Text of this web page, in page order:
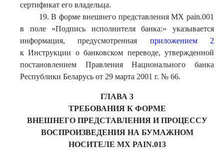
сертификат его владельца.
19. В форме внешнего представления МХ pain.001
в поле «Подпись исполнителя банка:» указывается
информация, предусмотренная приложением 2
к Инструкции о банковском переводе, утвержденной
постановлением Правления Национального банка
Республики Беларусь от 29 марта 2001 г. № 66.
ГЛАВА 3
ТРЕБОВАНИЯ К ФОРМЕ
ВНЕШНЕГО ПРЕДСТАВЛЕНИЯ И ПРОЦЕССУ
ВОСПРОИЗВЕДЕНИЯ НА БУМАЖНОМ
НОСИТЕЛЕ МХ PAIN.013